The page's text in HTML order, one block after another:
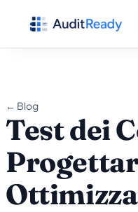
← Blog
Test dei